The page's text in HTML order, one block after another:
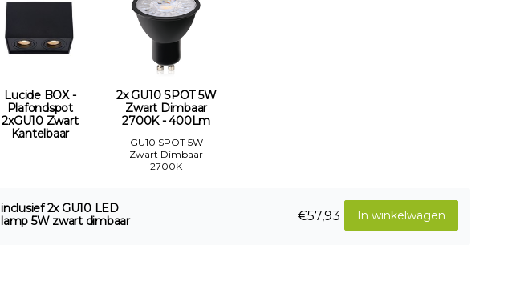
Lucide BOX -
Plafondspot
2xGU10 Zwart
Kantelbaar
2x GU10 SPOT 5W
Zwart Dimbaar
2700K - 400Lm
GU10 SPOT 5W
Zwart Dimbaar
2700K
inclusief 2x GU10 LED
lamp 5W zwart dimbaar
In winkelwagen
€57,93